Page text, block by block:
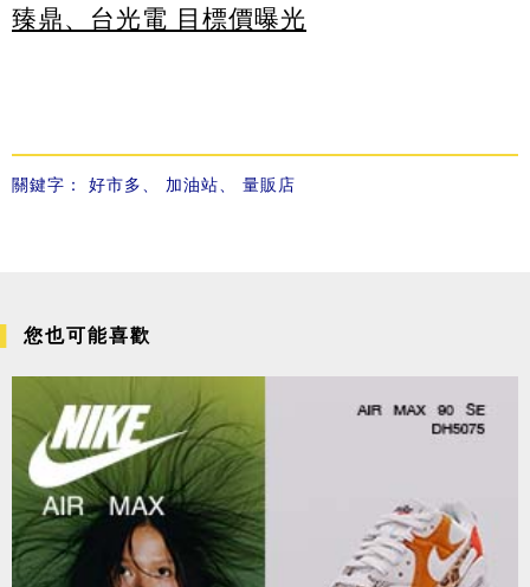
臻鼎、台光電 目標價曝光
關鍵字： 好市多 加油站 量販店
您也可能喜歡